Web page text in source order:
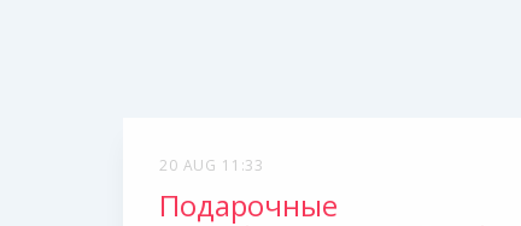
20 AUG 11:33
Подарочные